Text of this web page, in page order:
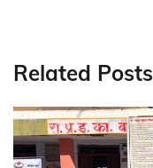
Related Posts